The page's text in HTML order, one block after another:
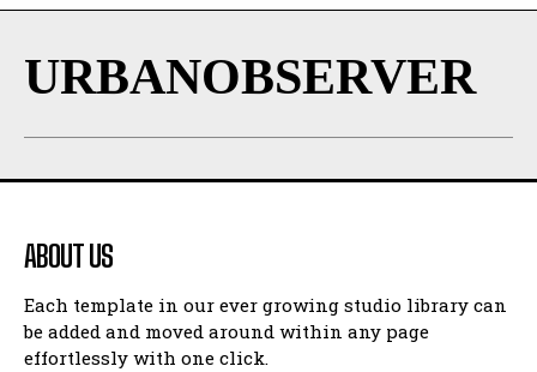
URBANOBSERVER
ABOUT US
Each template in our ever growing studio library can
be added and moved around within any page
effortlessly with one click.